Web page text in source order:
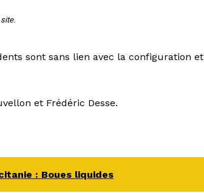
sont sans lien avec la configuration et
et Frédéric Desse.
: Boues liquides